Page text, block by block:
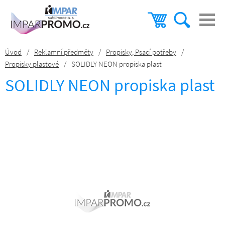
Úvod / Reklamní předměty / Propisky, Psací potřeby /
Propisky plastové / SOLIDLY NEON propiska plast
SOLIDLY NEON propiska plast